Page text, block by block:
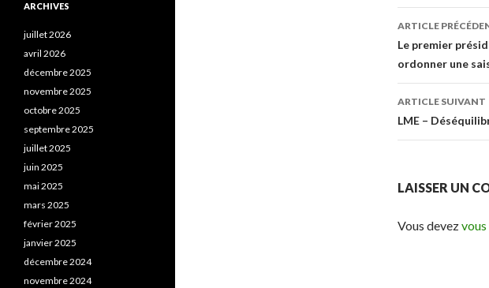
des
articles
ARTICLE
Le premier
ordonner une
ARTICLE SUIVANT
LME –
LAISSER UN
Vous devez
ARCHIVES
juillet 2026
avril 2026
décembre 2025
novembre 2025
octobre 2025
septembre 2025
juillet 2025
juin 2025
mai 2025
mars 2025
février 2025
janvier 2025
décembre 2024
novembre 2024